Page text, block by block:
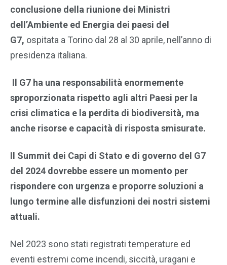
conclusione della riunione dei Ministri
dell’Ambiente ed Energia dei paesi del
G7, ospitata a Torino dal 28 al 30 aprile, nell’anno di
presidenza italiana.
Il G7 ha una responsabilità enormemente
sproporzionata rispetto agli altri Paesi per la
crisi climatica e la perdita di biodiversità, ma
anche risorse e capacità di risposta smisurate.
Il Summit dei Capi di Stato e di governo del G7
del 2024 dovrebbe essere un momento per
rispondere con urgenza e proporre soluzioni a
lungo termine alle disfunzioni dei nostri sistemi
attuali.
Nel 2023 sono stati registrati temperature ed
eventi estremi come incendi, siccità, uragani e